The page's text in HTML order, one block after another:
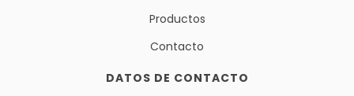
Productos
Contacto
DATOS DE CONTACTO